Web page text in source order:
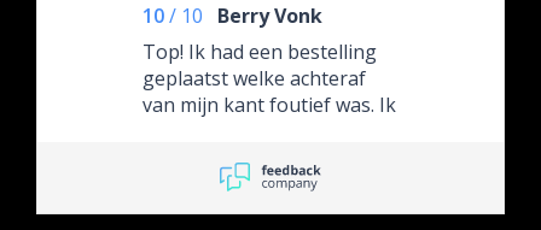
10/ 10
Berry Vonk
Top! Ik had een bestelling
geplaatst welke achteraf
van mijn kant foutief was. Ik
opgenomen en werd enorm
vriendelijk en snel te woord
gestaan. Het pakketje heb